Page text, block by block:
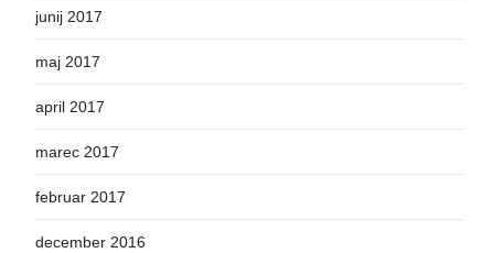
junij 2017
maj 2017
april 2017
marec 2017
februar 2017
december 2016